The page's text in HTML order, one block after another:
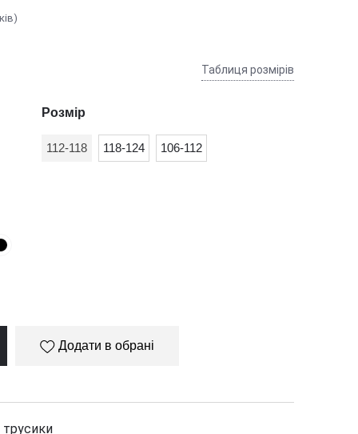
Таблиця розмірів
Розмір
112-118 118-124 106-112
Додати в обрані